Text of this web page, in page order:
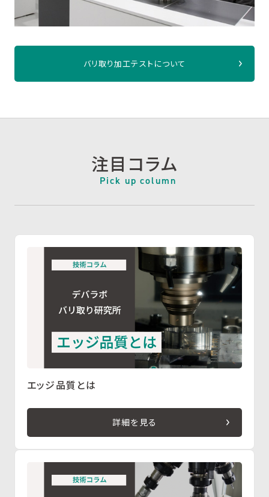
バリ取り加工テストについて
注目コラム
Pick up column
エッジ品質とは
詳細を見る